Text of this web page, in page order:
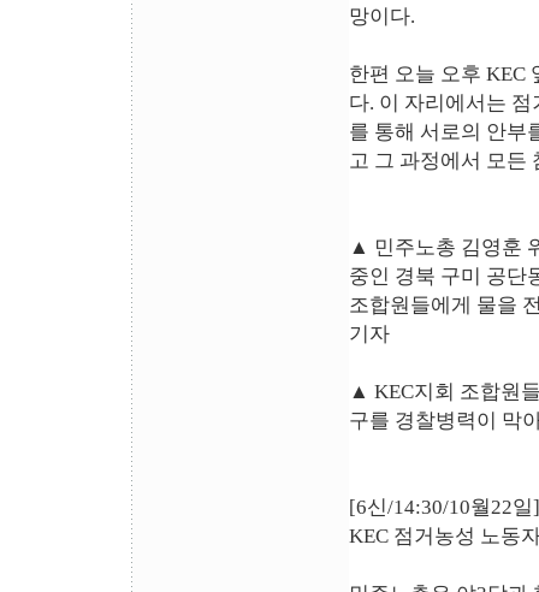
망이다.
한편 오늘 오후 KEC
다. 이 자리에서는
를 통해 서로의 안부
고 그 과정에서 모든
▲ 민주노총 김영훈
중인 경북 구미 공단
조합원들에게 물을
기자
▲ KEC지회 조합원
구를 경찰병력이 막
[6신/14:30/10월22
KEC 점거농성 노동